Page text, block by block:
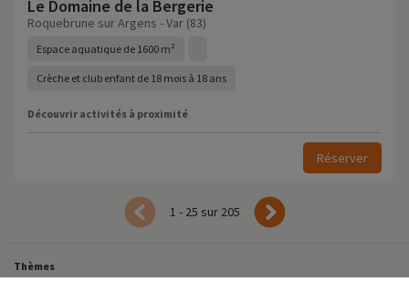
Le Domaine de la Bergerie
Roquebrune sur Argens - Var (83)
Espace aquatique de 1600 m²
Crèche et club enfant de 18 mois à 18 ans
Découvrir activités à proximité
Réserver
1 - 25 sur 205
Thèmes